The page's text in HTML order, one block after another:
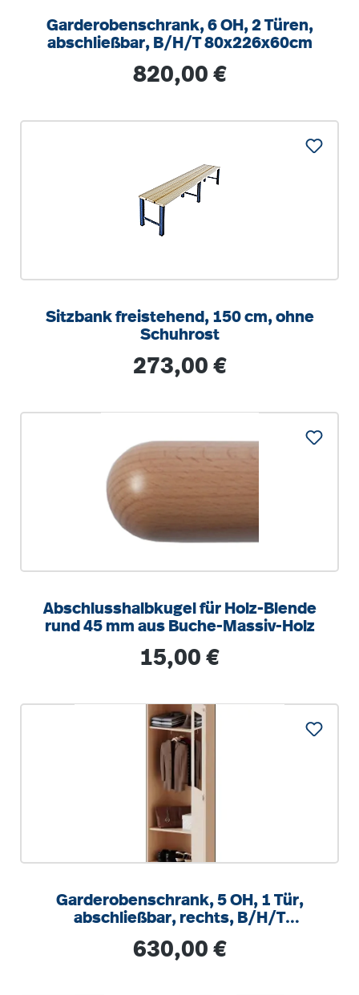
Garderobenschrank, 6 OH, 2 Türen,
abschließbar, B/H/T 80x226x60cm
Regulärer Preis:
820,00 €
Sitzbank freistehend, 150 cm, ohne
Schuhrost
Regulärer Preis:
273,00 €
Abschlusshalbkugel für Holz-Blende
rund 45 mm aus Buche-Massiv-Holz
Regulärer Preis:
15,00 €
Garderobenschrank, 5 OH, 1 Tür,
abschließbar, rechts, B/H/T
Regulärer Preis:
630,00 €